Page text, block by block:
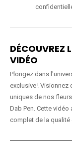
DÉCOUVREZ
VIDÉO
Plongez dans
exclusive !
uniques de nos
Dab Pen. Cette
complet de la